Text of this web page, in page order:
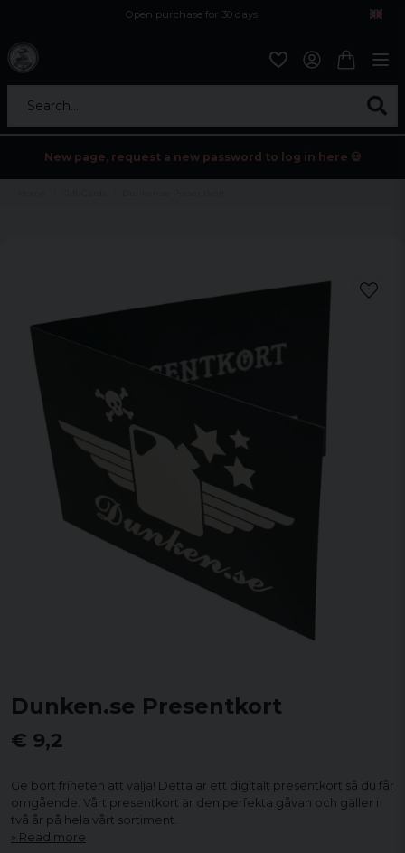
Open purchase for 30 days
Search...
New page, request a new password to log in here 💀
Dunken.se Presentkort
€ 9,2
Ge bort friheten att välja! Detta är ett digitalt presentkort så du får
omgående. Vårt presentkort är den perfekta gåvan och gäller i
två år på hela vårt sortiment.
Read more